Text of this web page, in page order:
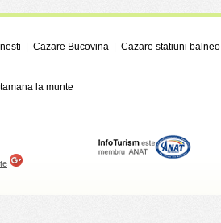
Cazare Bucovina Cazare statiuni balneo
la munte